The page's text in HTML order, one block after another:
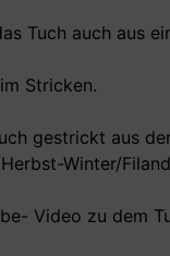
Tuch auch aus
Stricken.
gestrickt aus
Winter/
Video zu dem